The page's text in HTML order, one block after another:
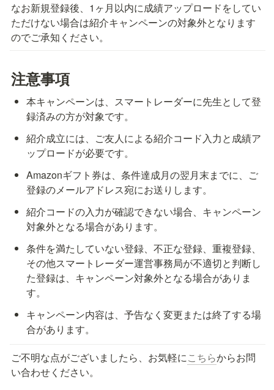
なお新規登録後、1ヶ月以内に成績アップロードをしてい
ただけない場合は紹介キャンペーンの対象外となります
のでご承知ください。
注意事項
本キャンペーンは、スマートレーダーに先生として登
録済みの方が対象です。
紹介成立には、ご友人による紹介コード入力と成績ア
ップロードが必要です。
Amazonギフト券は、条件達成月の翌月末までに、ご
登録のメールアドレス宛にお送りします。
紹介コードの入力が確認できない場合、キャンペーン
対象外となる場合があります。
条件を満たしていない登録、不正な登録、重複登録、
その他スマートレーダー運営事務局が不適切と判断し
た登録は、キャンペーン対象外となる場合がありま
す。
キャンペーン内容は、予告なく変更または終了する場
合があります。
ご不明な点がございましたら、お気軽にこちらからお問
い合わせください。